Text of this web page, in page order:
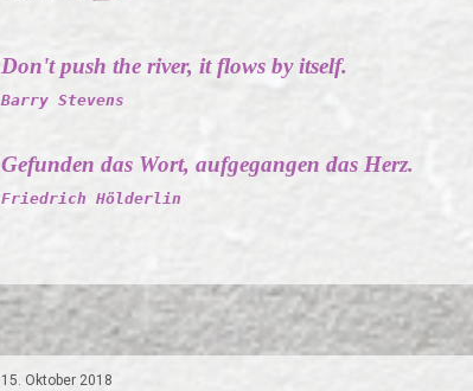
Don't push the river, it flows by itself.
Barry Stevens
Gefunden das Wort, aufgegangen das Herz.
Friedrich Hölderlin
15. Oktober 2018